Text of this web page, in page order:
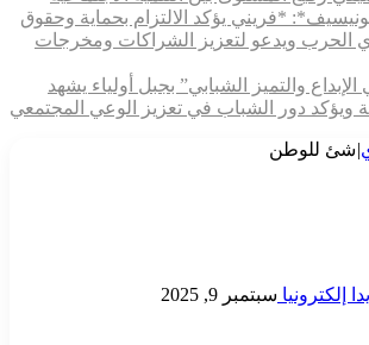
*​فريني يؤكد الالتزام بحماية وحقوق
الحرب ويدعو لتعزيز الشراكات ومخرجات
والتميز الشبابي” بجبل أولياء يشهد
ويؤكد دور الشباب في تعزيز الوعي المجتمعي
|شئ للوطن
إلكترونيا سبتمبر 9, 2025